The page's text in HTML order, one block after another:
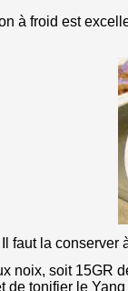
à froid est
faut la conserver
noix, soit 15GR
de tonifier le